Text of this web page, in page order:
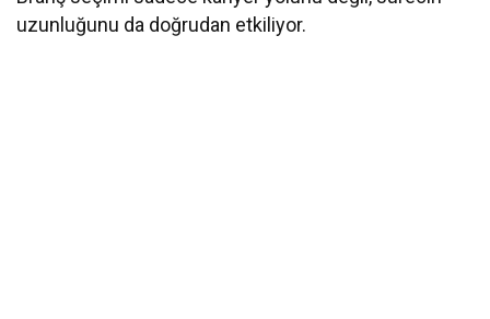
uzunluğunu da doğrudan etkiliyor.